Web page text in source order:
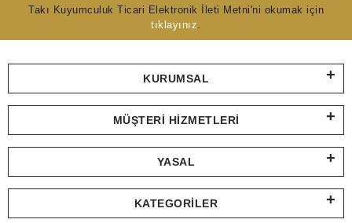
Takı Kuyumculuk Ticari Elektronik İleti Metni'ni okumak için
tıklayınız
KURUMSAL
MÜŞTERI HIZMETLERI
YASAL
KATEGORILER